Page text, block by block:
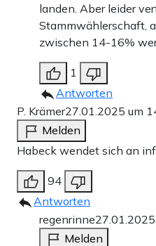
landen. Aber leider
Stammwählerschaft,
zwischen 14-16%
1
Antworten
P. Krämer27.01.2025 um
Melden
Habeck wendet sich an
94
Antworten
regenrinne
Melden